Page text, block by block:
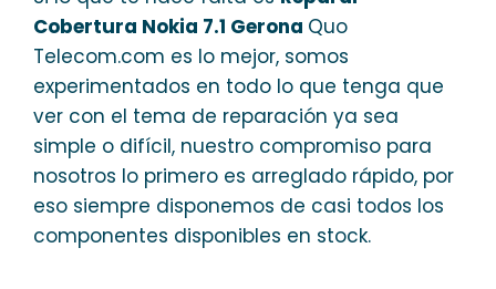
Cobertura Nokia 7.1 Gerona Quo
Telecom.com es lo mejor, somos
experimentados en todo lo que tenga que
ver con el tema de reparación ya sea
simple o difícil, nuestro compromiso para
nosotros lo primero es arreglado rápido, por
eso siempre disponemos de casi todos los
componentes disponibles en stock.